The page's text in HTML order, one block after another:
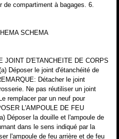
de compartiment à bagages. 6.
SCHEMA
JOINT D'ETANCHEITE DE CORPS
Déposer le joint d'étanchéité de
Détacher le joint
Ne pas réutiliser un joint
remplacer par un neuf pour
L'AMPOULE DE FEU
Déposer la douille et l'ampoule de
dans le sens indiqué par la
l'ampoule de feu arrière et de feu